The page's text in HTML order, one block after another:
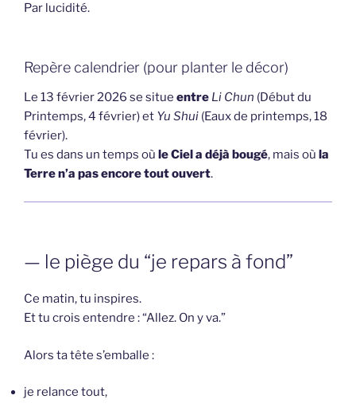
Par lucidité.
Repère calendrier (pour planter le décor)
Le 13 février 2026 se situe entre Li Chun (Début du
Printemps, 4 février) et Yu Shui (Eaux de printemps, 18
février).
Tu es dans un temps où le Ciel a déjà bougé, mais où la
Terre n’a pas encore tout ouvert.
— le piège du “je repars à fond”
Ce matin, tu inspires.
Et tu crois entendre : “Allez. On y va.”
Alors ta tête s’emballe :
je relance tout,